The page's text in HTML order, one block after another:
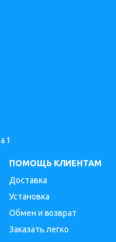
1
ПОМОЩЬ КЛИЕНТАМ
Доставка
Установка
Обмен и возврат
Заказать легко